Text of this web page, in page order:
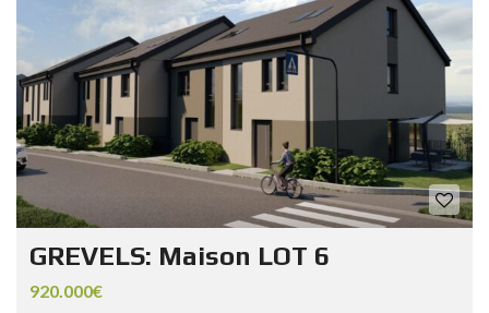
GREVELS: Maison LOT 6
920.000€